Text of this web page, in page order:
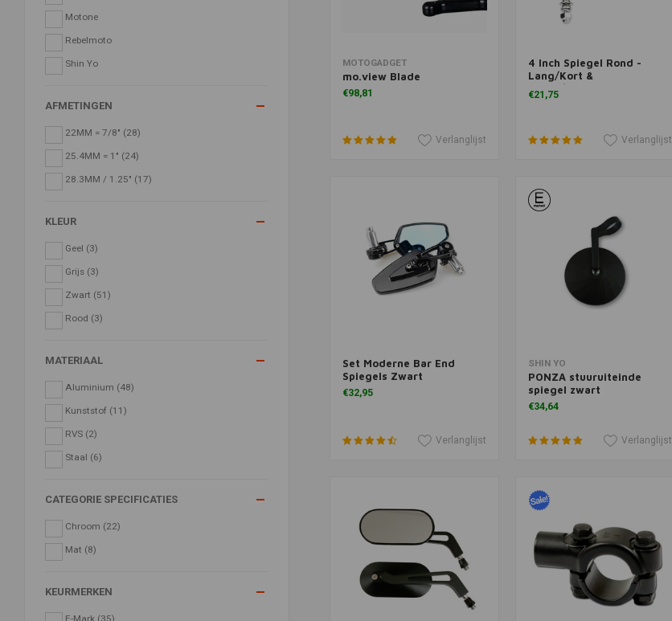
Motone
Rebelmoto
Shin Yo
AFMETINGEN
22MM = 7/8" (28)
25.4MM = 1" (24)
28.3MM / 1.25" (17)
KLEUR
Geel (3)
Grijs (3)
Zwart (51)
Rood (3)
MATERIAAL
Aluminium (48)
Kunststof (11)
RVS (2)
Staal (6)
CATEGORIE SPECIFICATIES
Chroom (22)
Mat (8)
KEURMERKEN
E-Mark (35)
Toevoegen aan winkelwagen
MOTOGADGET
mo.view Blade
€98,81
Verlanglijst
Toevoegen aan winkelwagen
4 Inch Spiegel Rond -
Lang/Kort &
Zwart/Chrome
€21,75
Verlanglijst
Toevoegen aan winkelwagen
Set Moderne Bar End
Spiegels Zwart
€32,95
Verlanglijst
Toevoegen aan winkelwagen
SHIN YO
PONZA stuuruiteinde
spiegel zwart
€34,64
Verlanglijst